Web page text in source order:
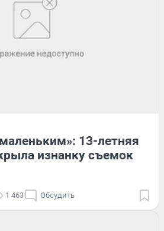
13-летняя
изнанку съемок
1 463 Обсудить